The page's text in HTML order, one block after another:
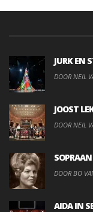
JURK EN
DOOR NEIL
JOOST
DOOR NEIL
DOOR BO
AIDA IN